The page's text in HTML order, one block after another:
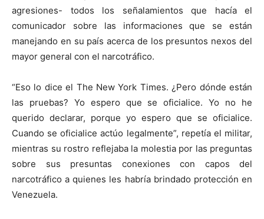
agresiones- todos los señalamientos que hacía el
comunicador sobre las informaciones que se están
manejando en su país acerca de los presuntos nexos del
mayor general con el narcotráfico.
“Eso lo dice el The New York Times. ¿Pero dónde están
las pruebas? Yo espero que se oficialice. Yo no he
querido declarar, porque yo espero que se oficialice.
Cuando se oficialice actúo legalmente”, repetía el militar,
mientras su rostro reflejaba la molestia por las preguntas
sobre sus presuntas conexiones con capos del
narcotráfico a quienes les habría brindado protección en
Venezuela.